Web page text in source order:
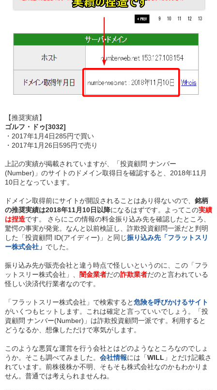
【推奨実績】
ゴルフ・ドゥ[3032]
・2017年1月4日285円で買い
・2017年1月26日595円で売り
上記の実績が掲載されていますが、「投資顧問 ナンバー
(Number)」のサイトのドメイン取得日を確認すると、2018年11月
10日となっています。
ドメイン取得前にサイトが開設されることはあり得ないので、 銘柄
の推奨実績は2018年11月10日以降になるはずです。よってこの実績
は捏造です。 さらにこの情報の料金振り込み先を確認したところ、
驚愕の事実が発覚。なんと以前検証し、詐欺投資顧問一派だと判明
した「投資顧問 ID(アイディー)」と同じ振り込み先「フラットスリ
ー株式会社」 でした。
振り込み先が販売会社と違う時点で怪しいというのに、この「フラ
ットスリー株式会社」、
闇金業者だの詐欺業者だのと言われている
怪しい決済代行業者なのです。
「フラットスリー株式会社」で検索すると危険を呼びかけるサイト
がいくつもヒットします。これは確定と言っていいでしょう。「投
資顧問 ナンバー(Number)」は詐欺投資顧問一派です。利用すると
どうなるか、想像しただけで寒気がします。
このような悪質な運営を行う会社とはどのようなところなのでしょ
うか。そこも調べてみました。 会社情報には「WILL 」とだけ記載さ
れています。前株後株か不明、そもそも株式会社なのかもわかりま
せん。普通では考えられませんね。